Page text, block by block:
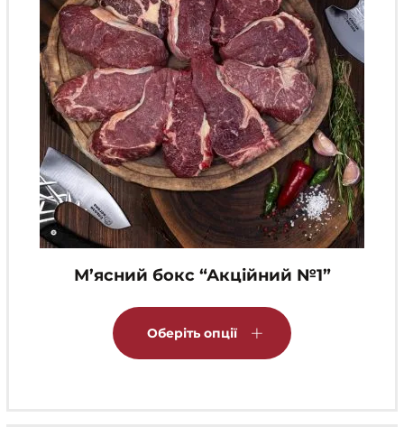
М’ясний бокс “Акційний №1”
Оберіть опції